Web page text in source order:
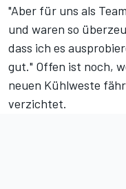
"Aber für uns als
und waren so
dass ich es
gut." Offen ist noch,
neuen Kühlweste
verzichtet.